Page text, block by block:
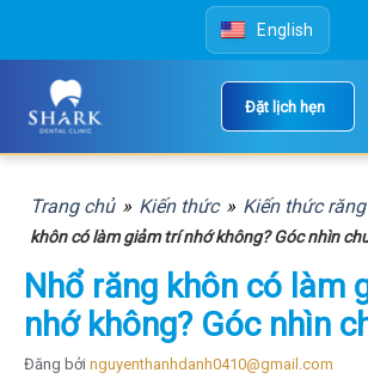
content
English
Đặt lịch hẹn
Trang chủ » Kiến thức » Kiến thức
khôn có làm giảm trí nhớ không? Góc nhìn
Nhổ răng khôn có làm
nhớ không? Góc nhìn
Đăng bởi nguyenthanhdanh0410@gmail.com